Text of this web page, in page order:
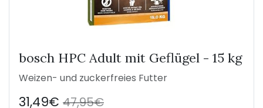
bosch HPC Adult mit Geflügel - 15 kg
Weizen- und zuckerfreies Futter
31,49€ 47,95€